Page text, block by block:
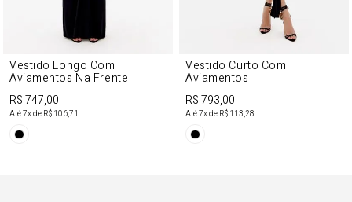
Vestido Longo Com
Aviamentos Na Frente
R$ 747,00
Até7x de R$ 106,71
Vestido Curto Com
Aviamentos
R$ 793,00
Até7x de R$ 113,28